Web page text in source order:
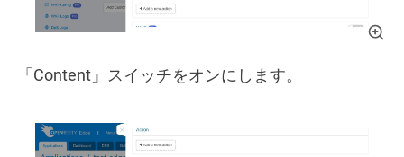
「Content」スイッチをオンにします。